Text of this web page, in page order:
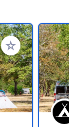
Aggiungi ai tuoi